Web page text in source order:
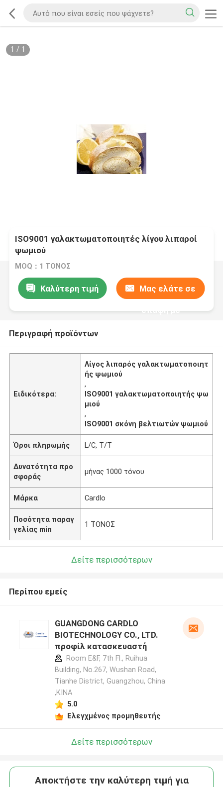
1 / 1
ISO9001 γαλακτωματοποιητές λίγου λιπαροί
ψωμιού
MOQ：1 ΤΟΝΟΣ
Καλύτερη τιμή Μας ελάτε σε
επαφή με
Περιγραφή προϊόντων
Ειδικότερα:
Λίγος λιπαρός γαλακτωματοποιητ
ής ψωμιού
,
ISO9001 γαλακτωματοποιητής ψω
μιού
,
ISO9001 σκόνη βελτιωτών ψωμιού
Όροι πληρωμής L/C, T/T
Δυνατότητα προ
σφοράς
μήνας 1000 τόνου
Μάρκα Cardlo
Ποσότητα παραγ
γελίας min
1 ΤΟΝΟΣ
Δείτε περισσότερων
Περίπου εμείς
GUANGDONG CARDLO
BIOTECHNOLOGY CO., LTD.
προφίλ κατασκευαστή
Room E&F, 7th Fl., Ruihua
Building, No.267, Wushan Road,
Tianhe District, Guangzhou, China
,ΚΙΝΑ
5.0
Ελεγχμένος προμηθευτής
Δείτε περισσότερων
Αποκτήστε την καλύτερη τιμή για